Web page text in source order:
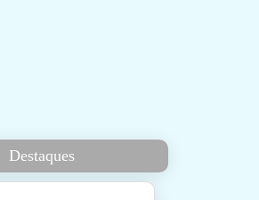
Destaques